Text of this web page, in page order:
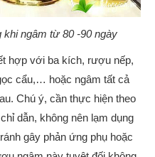
ngâm từ 80 -90 ngày
hợp với ba kích, rượu nếp,
cẩu,… hoặc ngâm tất cả
Chú ý, cần thực hiện theo
dẫn, không nên lạm dụng
gây phản ứng phụ hoặc